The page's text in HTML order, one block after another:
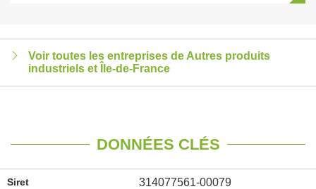
Voir toutes les entreprises de Autres produits
industriels et Île-de-France
DONNÉES CLÉS
Siret 314077561-00079